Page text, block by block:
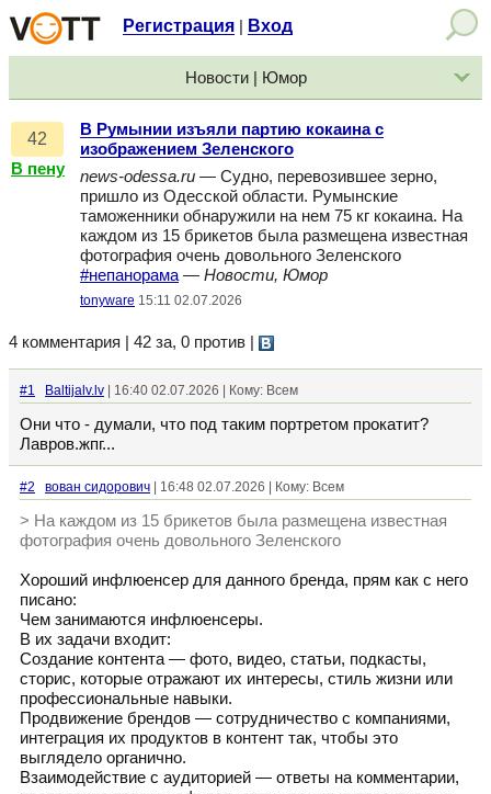
Регистрация Вход
Новости | Юмор
42
В пену
В Румынии изъяли партию кокаина с
изображением Зеленского
news-odessa.ru — Судно, перевозившее зерно,
пришло из Одесской области. Румынские
таможенники обнаружили на нем 75 кг кокаина. На
каждом из 15 брикетов была размещена известная
фотография очень довольного Зеленского
#непанорама — Новости, Юмор
tonyware 15:11 02.07.2026
4 комментария | 42 за, 0 против
#1 Baltijalv.lv | 16:40 02.07.2026 | Кому: Всем
Они что - думали, что под таким портретом прокатит?
Лавров.жпг...
#2 вован сидорович | 16:48 02.07.2026 | Кому: Всем
> На каждом из 15 брикетов была размещена известная
фотография очень довольного Зеленского
Хороший инфлюенсер для данного бренда, прям как с него
писано:
Чем занимаются инфлюенсеры.
В их задачи входит:
Создание контента — фото, видео, статьи, подкасты,
сторис, которые отражают их интересы, стиль жизни или
профессиональные навыки.
Продвижение брендов — сотрудничество с компаниями,
интеграция их продуктов в контент так, чтобы это
выглядело органично.
Взаимодействие с аудиторией — ответы на комментарии,